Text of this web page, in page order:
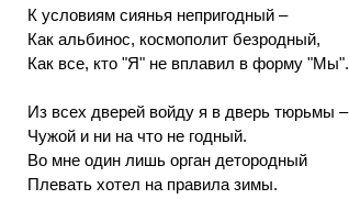
К условиям сиянья непригодный –
Как альбинос, космополит безродный,
Как все, кто "Я" не вплавил в форму "Мы".
Из всех дверей войду я в дверь тюрьмы –
Чужой и ни на что не годный.
Во мне один лишь орган детородный
Плевать хотел на правила зимы.